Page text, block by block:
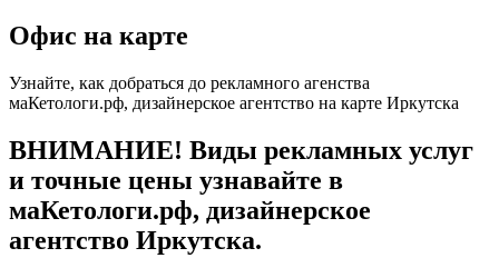
Офис на карте
Узнайте, как добраться до рекламного агенства
маКетологи.рф, дизайнерское агентство на карте Иркутска
ВНИМАНИЕ! Виды рекламных услуг
и точные цены узнавайте в
маКетологи.рф, дизайнерское
агентство Иркутска.